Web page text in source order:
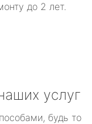
до 2 лет.
услуг
будь то